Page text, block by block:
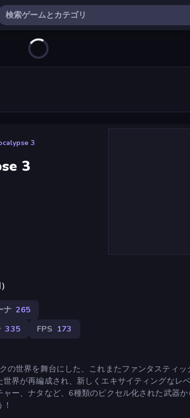
3
3
ナ 265
335 FPS 173
の世界を舞台にした、これまたファンタスティ
界が再編成され、新しくエキサイティングなレ
ー、ナタなど、6種類のピクセル化された武器